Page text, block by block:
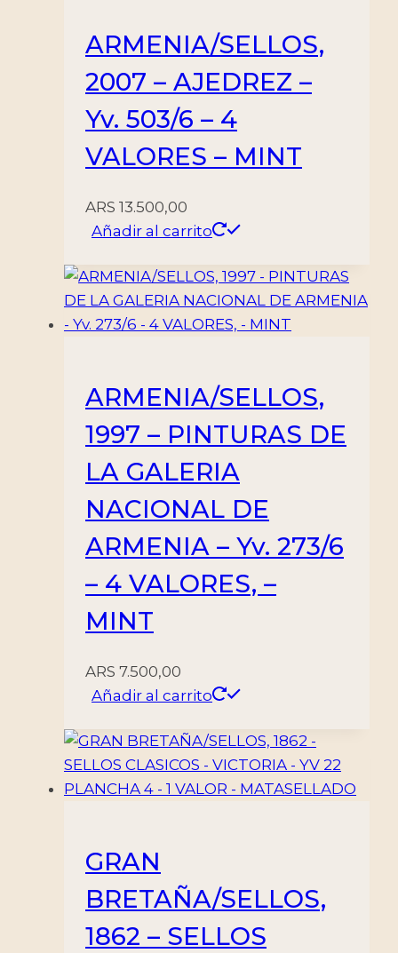
ARMENIA/SELLOS,
2007 – AJEDREZ –
Yv. 503/6 – 4
VALORES – MINT
ARS 13.500,00
Añadir al carrito
ARMENIA/SELLOS,
1997 – PINTURAS DE
LA GALERIA
NACIONAL DE
ARMENIA – Yv. 273/6
– 4 VALORES, –
MINT
ARS 7.500,00
Añadir al carrito
GRAN
BRETAÑA/SELLOS,
1862 – SELLOS